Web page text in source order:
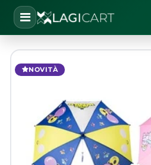
Open
NOVITÀ